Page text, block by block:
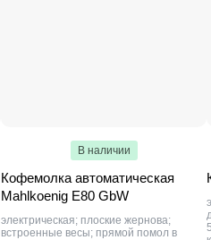
В наличии
Кофемолка автоматическая
Mahlkoenig E80 GbW
электрическая; плоские жернова;
встроенные весы; прямой помол в